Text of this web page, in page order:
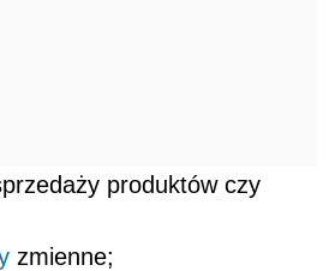
produktów czy
zmienne;